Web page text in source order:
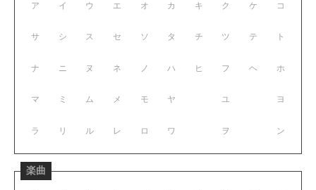
ア イ ウ エ オ
サ シ ス セ ソ
ナ ニ ヌ ネ ノ
マ ミ ム メ モ
ラ リ ル レ ロ
カ キ ク ケ コ
タ チ ツ テ ト
ハ ヒ フ ヘ ホ
ヤ ユ ヨ
ワ ヲ ン
楽曲